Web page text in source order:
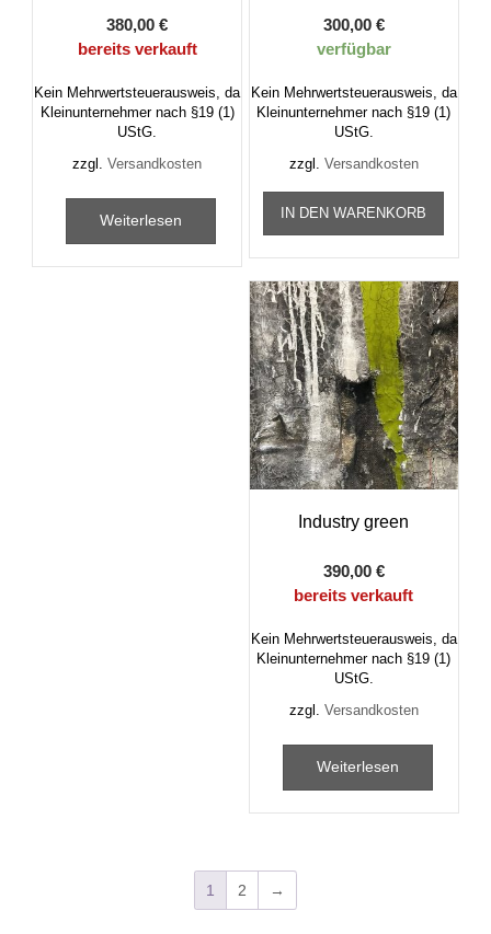
300,00 €
verfügbar
Kein Mehrwertsteuerausweis, da
Kleinunternehmer nach §19 (1)
UStG.
zzgl. Versandkosten
IN DEN WARENKORB
380,00€
bereits verkauft
Kein Mehrwertsteuerausweis, da
Kleinunternehmer nach §19 (1)
UStG.
zzgl.Versandkosten
Weiterlesen
Industry green
390,00 €
bereits verkauft
Kein Mehrwertsteuerausweis, da
Kleinunternehmer nach §19 (1)
UStG.
zzgl. Versandkosten
Weiterlesen
1 2 →